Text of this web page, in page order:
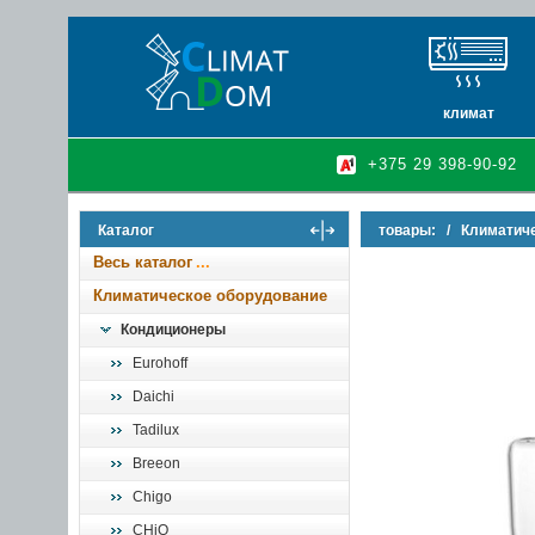
климат
кондиционеры
очистители и
осушители
+375 29 398-90-92
Каталог
Весь каталог
Климатическое оборудование
Кондиционеры
Eurohoff
Daichi
Tadilux
Breeon
Chigo
CHiQ
товары: /